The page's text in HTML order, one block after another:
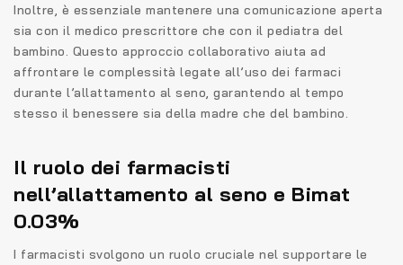
Inoltre, è essenziale mantenere una comunicazione aperta
sia con il medico prescrittore che con il pediatra del
bambino. Questo approccio collaborativo aiuta ad
affrontare le complessità legate all’uso dei farmaci
durante l’allattamento al seno, garantendo al tempo
stesso il benessere sia della madre che del bambino.
Il ruolo dei farmacisti
nell’allattamento al seno e Bimat
0.03%
I farmacisti svolgono un ruolo cruciale nel supportare le